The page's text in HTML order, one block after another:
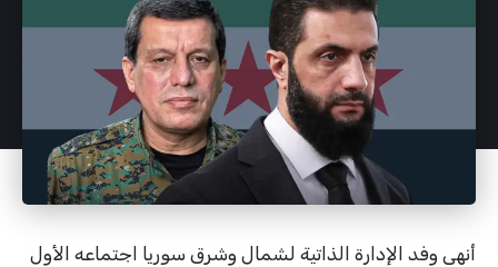
أنهى وفد الإدارة الذاتية لشمال وشرق سوريا اجتماعه الأول